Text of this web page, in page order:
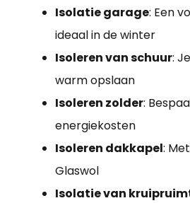
Isolatie garage: Een
ideaal in de winter
Isoleren van schuur:
warm opslaan
Isoleren zolder:
energiekosten
Isoleren dakkapel: Met
Glaswol
Isolatie van